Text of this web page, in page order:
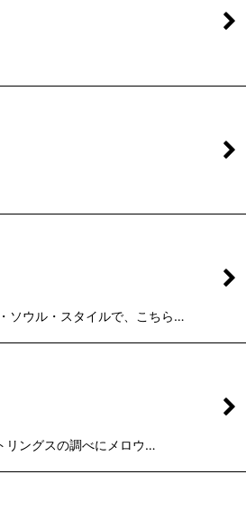
ソウル・スタイルで、こちら…
リングスの調べにメロウ…